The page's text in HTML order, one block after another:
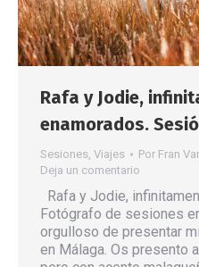
Rafa y Jodie,
enamorados.
Sesiones, Viajes Por Fran
Deja un comentario
Rafa y Jodie,
Fotógrafo de sesiones
orgulloso de presentar
en Málaga. Os presento